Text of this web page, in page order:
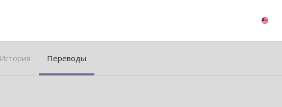
История Переводы